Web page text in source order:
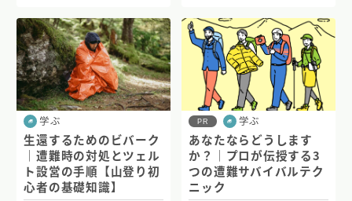
学ぶ
生還するためのビバーク
｜遭難時の対処とツェル
ト設営の手順【山登り初
心者の基礎知識】
PR 学ぶ
あなたならどうします
か？｜プロが伝授する3
つの遭難サバイバルテク
ニック